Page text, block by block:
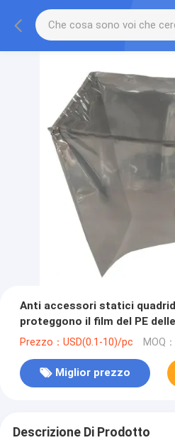
Anti accessori statici
proteggono il film del PE
Prezzo：USD(0.1-10)/pc MOQ
Miglior prezzo
Descrizione Di Prodotto